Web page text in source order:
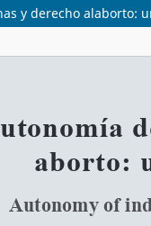
y derecho alaborto: